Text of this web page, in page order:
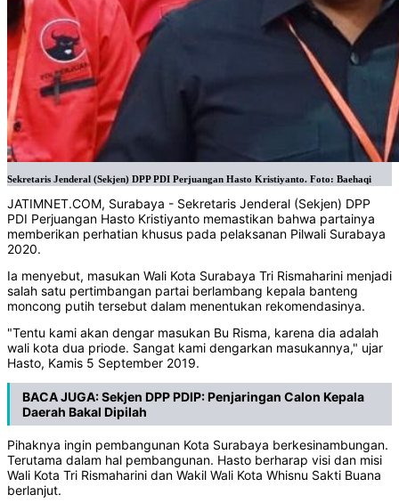
Sekretaris Jenderal (Sekjen) DPP PDI Perjuangan Hasto Kristiyanto. Foto: Baehaqi
JATIMNET.COM, Surabaya - Sekretaris Jenderal (Sekjen) DPP
PDI Perjuangan Hasto Kristiyanto memastikan bahwa partainya
memberikan perhatian khusus pada pelaksanan Pilwali Surabaya
2020.
Ia menyebut, masukan Wali Kota Surabaya Tri Rismaharini menjadi
salah satu pertimbangan partai berlambang kepala banteng
moncong putih tersebut dalam menentukan rekomendasinya.
"Tentu kami akan dengar masukan Bu Risma, karena dia adalah
wali kota dua priode. Sangat kami dengarkan masukannya," ujar
Hasto, Kamis 5 September 2019.
BACA JUGA:Sekjen DPP PDIP: Penjaringan Calon Kepala
Daerah Bakal Dipilah
Pihaknya ingin pembangunan Kota Surabaya berkesinambungan.
Terutama dalam hal pembangunan. Hasto berharap visi dan misi
Wali Kota Tri Rismaharini dan Wakil Wali Kota Whisnu Sakti Buana
berlanjut.